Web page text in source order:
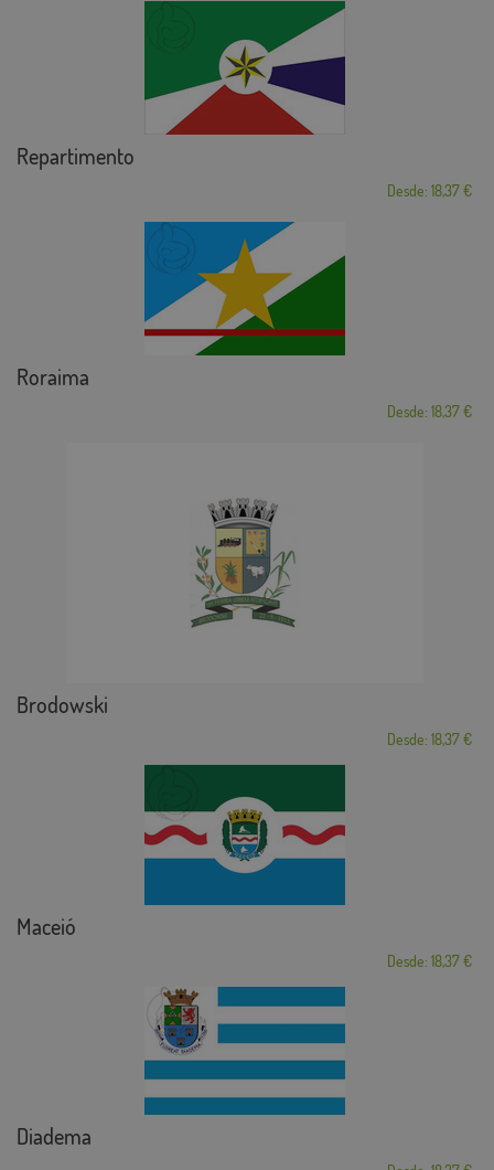
Repartimento
Desde: 18,37 €
Roraima
Desde: 18,37 €
Brodowski
Desde: 18,37 €
Maceió
Desde: 18,37 €
Diadema